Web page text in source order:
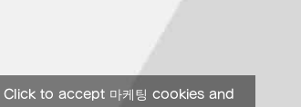
Click to accept 마케팅 cookies and